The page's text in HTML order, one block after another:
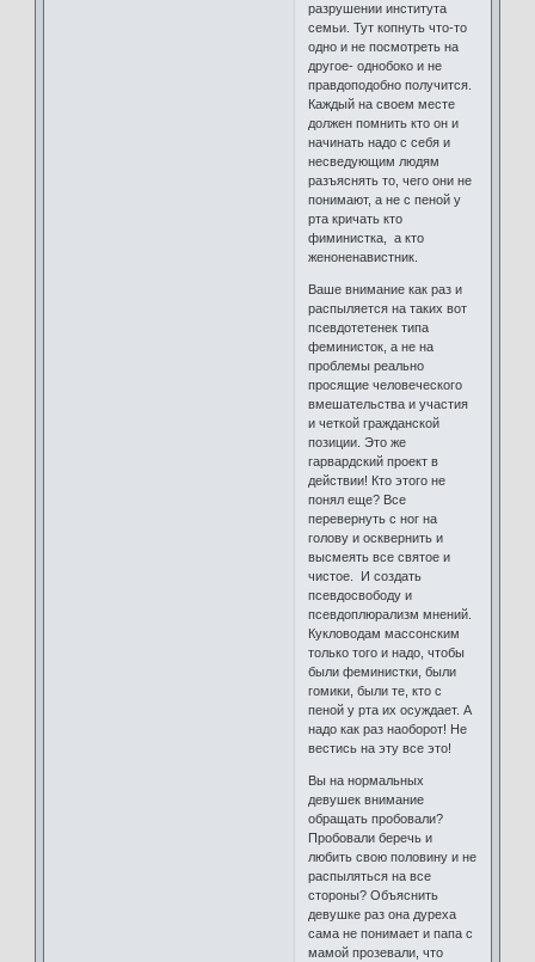
разрушении института
семьи. Тут копнуть что-то
одно и не посмотреть на
другое- однобоко и не
правдоподобно получится.
Каждый на своем месте
должен помнить кто он и
начинать надо с себя и
несведующим людям
разъяснять то, чего они не
понимают, а не с пеной у
рта кричать кто
фиминистка, а кто
женоненавистник.
Ваше внимание как раз и
распыляется на таких вот
псевдотетенек типа
феминисток, а не на
проблемы реально
просящие человеческого
вмешательства и участия
и четкой гражданской
позиции. Это же
гарвардский проект в
действии! Кто этого не
понял еще? Все
перевернуть с ног на
голову и осквернить и
высмеять все святое и
чистое. И создать
псевдосвободу и
псевдоплюрализм мнений.
Кукловодам массонским
только того и надо, чтобы
были феминистки, были
гомики, были те, кто с
пеной у рта их осуждает. А
надо как раз наоборот! Не
вестись на эту все это!
Вы на нормальных
девушек внимание
обращать пробовали?
Пробовали беречь и
любить свою половину и не
распыляться на все
стороны? Объяснить
девушке раз она дуреха
сама не понимает и папа с
мамой прозевали, что